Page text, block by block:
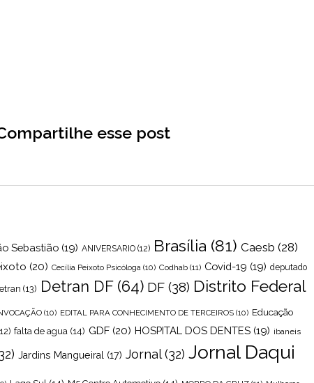
esse post
Sebastião (19) ANIVERSARIO (12) Brasília (81) Caesb (28)
(20) Cecília Peixoto Psicóloga (10) Codhab (11) Covid-19 (19) deputado
(13) Detran DF(64) DF (38) Distrito Federal
(10) EDITAL PARA CONHECIMENTO DE TERCEIROS (10) Educação
falta de agua (14) GDF (20) HOSPITAL DOS DENTES (19) ibaneis
Jardins Mangueiral (17) Jornal(32) Jornal Daqui